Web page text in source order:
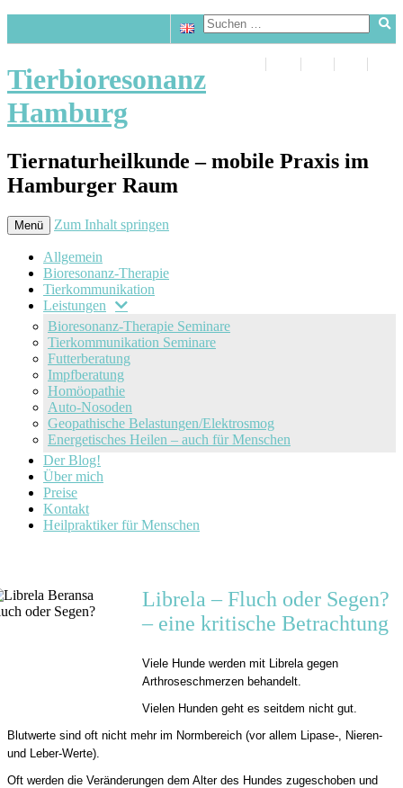
Tierbioresonanz
Hamburg
Tiernaturheilkunde – mobile Praxis im
Hamburger Raum
Menü Zum Inhalt springen
Allgemein
Bioresonanz-Therapie
Tierkommunikation
Leistungen
Bioresonanz-Therapie Seminare
Tierkommunikation Seminare
Futterberatung
Impfberatung
Homöopathie
Auto-Nosoden
Geopathische Belastungen/Elektrosmog
Energetisches Heilen – auch für Menschen
Der Blog!
Über mich
Preise
Kontakt
Heilpraktiker für Menschen
Librela – Fluch oder Segen?
– eine kritische Betrachtung
Viele Hunde werden mit Librela gegen
Arthroseschmerzen behandelt.
Vielen Hunden geht es seitdem nicht gut.
Blutwerte sind oft nicht mehr im Normbereich (vor allem Lipase-, Nieren-
und Leber-Werte).
Oft werden die Veränderungen dem Alter des Hundes zugeschoben und